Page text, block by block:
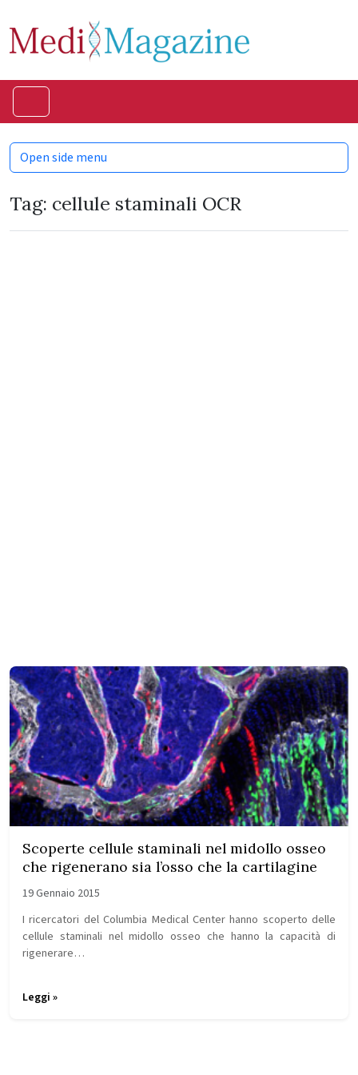
Tag: cellule staminali OCR
Scoperte cellule staminali nel midollo osseo
che rigenerano sia l’osso che la cartilagine
19 Gennaio 2015
I ricercatori del Columbia Medical Center hanno scoperto delle
cellule staminali nel midollo osseo che hanno la capacità di
rigenerare…
Leggi »
Open side menu